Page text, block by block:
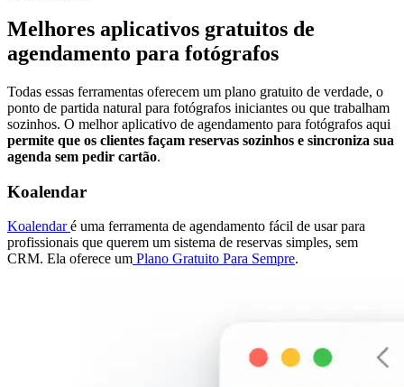
Melhores aplicativos gratuitos de
agendamento para fotógrafos
Todas essas ferramentas oferecem um plano gratuito de verdade, o
ponto de partida natural para fotógrafos iniciantes ou que trabalham
sozinhos. O melhor aplicativo de agendamento para fotógrafos aqui
permite que os clientes façam reservas sozinhos e sincroniza sua
agenda sem pedir cartão.
Koalendar
Koalendaré uma ferramenta de agendamento fácil de usar para
profissionais que querem um sistema de reservas simples, sem
CRM. Ela oferece um Plano Gratuito Para Sempre.